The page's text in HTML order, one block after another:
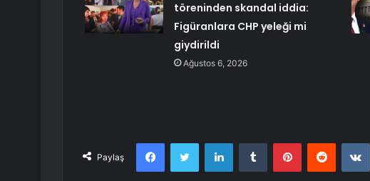
töreninden skandal iddia:
Figüranlara CHP yeleği mi
giydirildi
Ağustos 6, 2026
Paylaş
FacebookTwitter LinkedInTumblr PinterestReddit